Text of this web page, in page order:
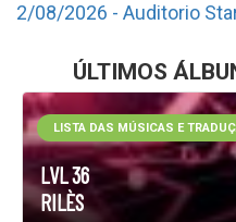
2/08/2026 - Auditorio
ÚLTIMOS
LVL 36
RILÈS
LISTA DAS MÚSICAS E